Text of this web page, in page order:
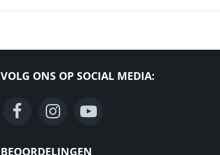
VOLG ONS OP SOCIAL MEDIA:
BEOORDELINGEN